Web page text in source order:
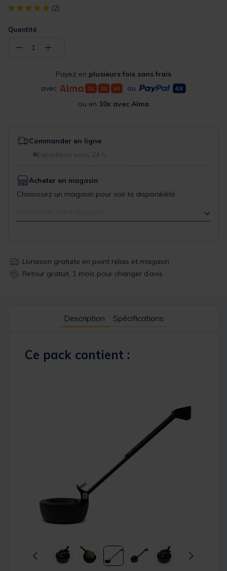
[object Object] out of 5 Customer Rating
(2)
Quantité
− 1 +
Payez en plusieurs fois sans frais
avec
ou
ou en 10x avec Alma
Commander en ligne
Expédition sous 24 h
Acheter en magasin
Choisissez un magasin pour voir la disponibilité
Livraison gratuite en point relais et magasin
Retour gratuit, 1 mois pour changer d’avis
Description Spécifications
Ce pack contient :